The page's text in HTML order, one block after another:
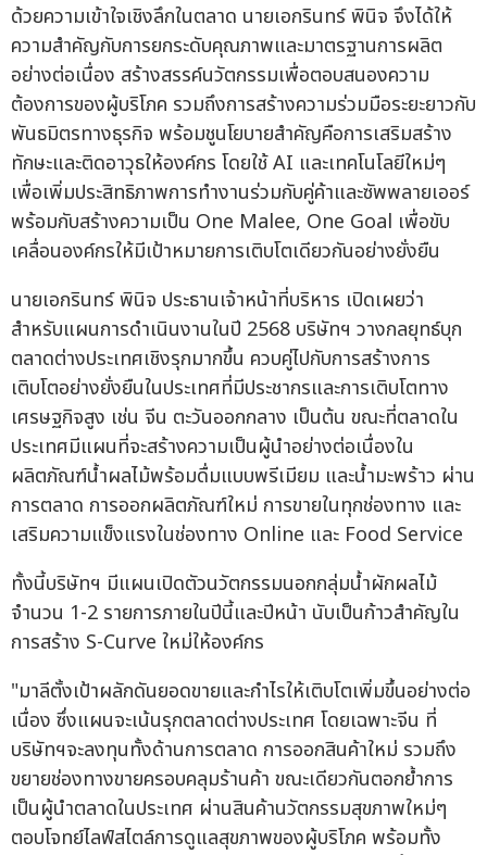
ด้วยความเข้าใจเชิงลึกในตลาด นายเอกรินทร์ พินิจ จึงได้ให้
ความสำคัญกับการยกระดับคุณภาพและมาตรฐานการผลิต
อย่างต่อเนื่อง สร้างสรรค์นวัตกรรมเพื่อตอบสนองความ
ต้องการของผู้บริโภค รวมถึงการสร้างความร่วมมือระยะยาวกับ
พันธมิตรทางธุรกิจ พร้อมชูนโยบายสำคัญคือการเสริมสร้าง
ทักษะและติดอาวุธให้องค์กร โดยใช้ AI และเทคโนโลยีใหม่ๆ
เพื่อเพิ่มประสิทธิภาพการทำงานร่วมกับคู่ค้าและซัพพลายเออร์
พร้อมกับสร้างความเป็น One Malee, One Goal เพื่อขับ
เคลื่อนองค์กรให้มีเป้าหมายการเติบโตเดียวกันอย่างยั่งยืน
นายเอกรินทร์ พินิจ ประธานเจ้าหน้าที่บริหาร เปิดเผยว่า
สำหรับแผนการดำเนินงานในปี 2568 บริษัทฯ วางกลยุทธ์บุก
ตลาดต่างประเทศเชิงรุกมากขึ้น ควบคู่ไปกับการสร้างการ
เติบโตอย่างยั่งยืนในประเทศที่มีประชากรและการเติบโตทาง
เศรษฐกิจสูง เช่น จีน ตะวันออกกลาง เป็นต้น ขณะที่ตลาดใน
ประเทศมีแผนที่จะสร้างความเป็นผู้นำอย่างต่อเนื่องใน
ผลิตภัณฑ์น้ำผลไม้พร้อมดื่มแบบพรีเมียม และน้ำมะพร้าว ผ่าน
การตลาด การออกผลิตภัณฑ์ใหม่ การขายในทุกช่องทาง และ
เสริมความแข็งแรงในช่องทาง Online และ Food Service
ทั้งนี้บริษัทฯ มีแผนเปิดตัวนวัตกรรมนอกกลุ่มน้ำผักผลไม้
จำนวน 1-2 รายการภายในปีนี้และปีหน้า นับเป็นก้าวสำคัญใน
การสร้าง S-Curve ใหม่ให้องค์กร
"มาลีตั้งเป้าผลักดันยอดขายและกำไรให้เติบโตเพิ่มขึ้นอย่างต่อ
เนื่อง ซึ่งแผนจะเน้นรุกตลาดต่างประเทศ โดยเฉพาะจีน ที่
บริษัทฯจะลงทุนทั้งด้านการตลาด การออกสินค้าใหม่ รวมถึง
ขยายช่องทางขายครอบคลุมร้านค้า ขณะเดียวกันตอกย้ำการ
เป็นผู้นำตลาดในประเทศ ผ่านสินค้านวัตกรรมสุขภาพใหม่ๆ
ตอบโจทย์ไลฟ์สไตล์การดูแลสุขภาพของผู้บริโภค พร้อมทั้ง